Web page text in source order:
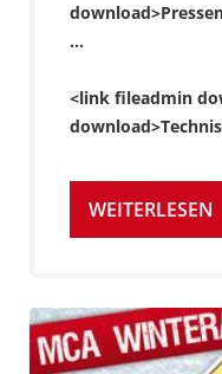
...
<link fileadmin
WEITERLESEN